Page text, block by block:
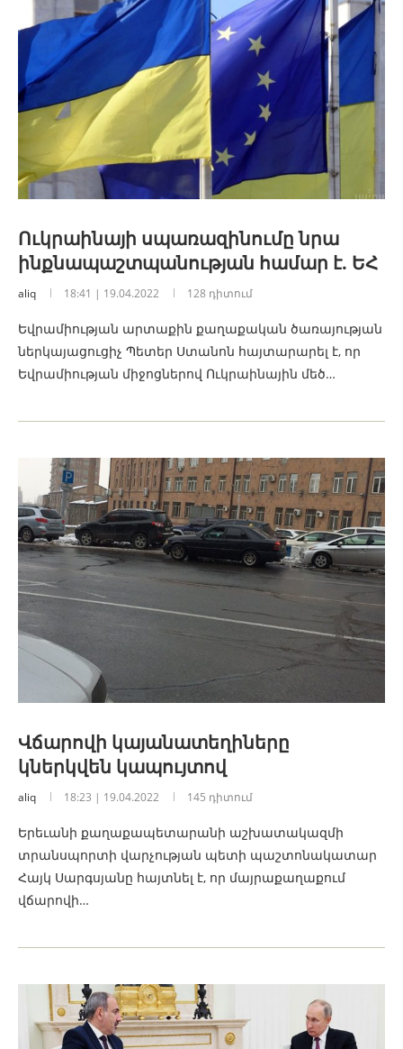
Ուկրաինայի սպառազինումը նրա
ինքնապաշտպանության համար է. ԵՀ
aliq 18:41 | 19.04.2022 128 դիտում
Եվրամիության արտաքին քաղաքական ծառայության
ներկայացուցիչ Պետեր Ստանոն հայտարարել է, որ
Եվրամիության միջոցներով Ուկրաինային մեծ…
Վճարովի կայանատեղիները
կներկվեն կապույտով
aliq 18:23 | 19.04.2022 145 դիտում
Երեւանի քաղաքապետարանի աշխատակազմի
տրանսպորտի վարչության պետի պաշտոնակատար
Հայկ Սարգսյանը հայտնել է, որ մայրաքաղաքում
վճարովի…